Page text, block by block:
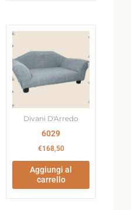
Divani D'Arredo
6029
€168,50
Aggiungi al
carrello